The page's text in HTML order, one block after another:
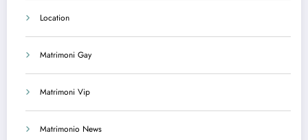
Location
Matrimoni Gay
Matrimoni Vip
Matrimonio News